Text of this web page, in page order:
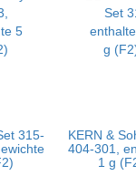
315-
KERN &
404-301,
1 g